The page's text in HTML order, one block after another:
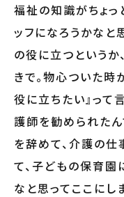
福祉の知識がちょっ
ッフになろうかなと
の役に立つというか
きで。物心ついた時
役に立ちたい』って
護師を勧められた
を辞めて、介護の仕
て、子どもの保育
なと思ってここにし